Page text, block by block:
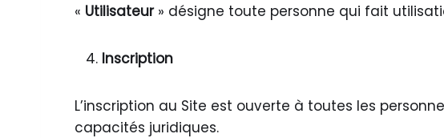
« Utilisateur» désigne toute personne qui fait
Inscription
L’inscription au Site est ouverte à toutes les
capacités juridiques.